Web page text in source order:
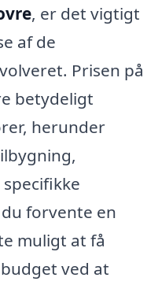
, er det vigtigt
af de
Prisen på
betydeligt
herunder
forvente en
muligt at få
ved at